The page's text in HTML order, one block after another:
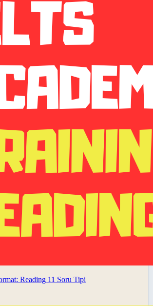
Reading 11 Soru Tipi